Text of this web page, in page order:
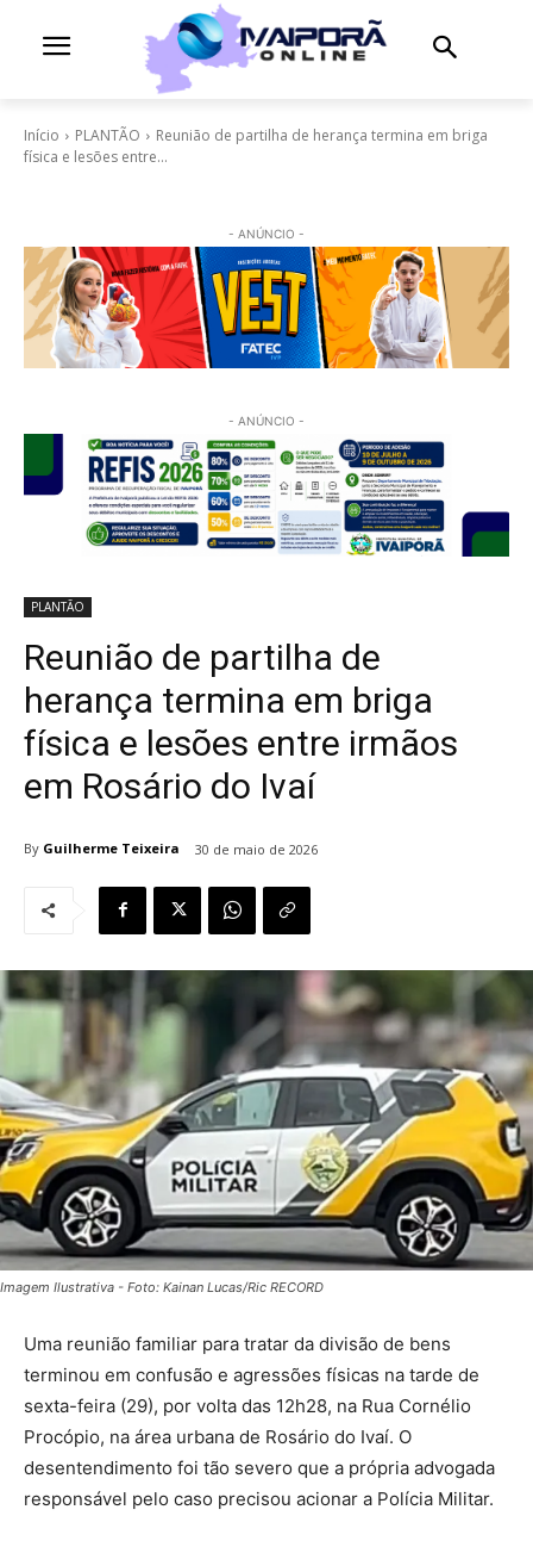
Início PLANTÃO
Reunião de partilha de herança termina em briga
física e lesões entre...
- ANÚNCIO -
- ANÚNCIO -
PLANTÃO
Reunião de partilha de
herança termina em briga
física e lesões entre irmãos
em Rosário do Ivaí
By Guilherme Teixeira 30 de maio de 2026
Imagem Ilustrativa - Foto: Kainan Lucas/Ric RECORD
Uma reunião familiar para tratar da divisão de bens
terminou em confusão e agressões físicas na tarde de
sexta-feira (29), por volta das 12h28, na Rua Cornélio
Procópio, na área urbana de Rosário do Ivaí. O
desentendimento foi tão severo que a própria advogada
responsável pelo caso precisou acionar a Polícia Militar.